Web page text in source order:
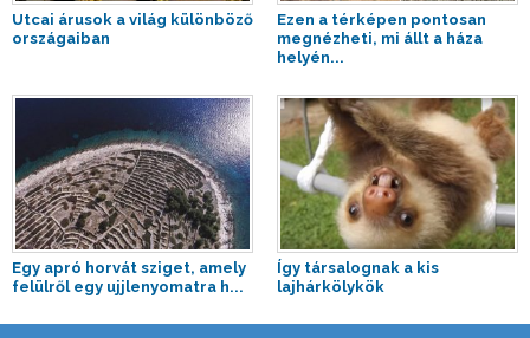
Utcai árusok a világ különböző
országaiban
Ezen a térképen pontosan
megnézheti, mi állt a háza
helyén...
Egy apró horvát sziget, amely
felülről egy ujjlenyomatra h...
Így társalognak a kis
lajhárkölykök